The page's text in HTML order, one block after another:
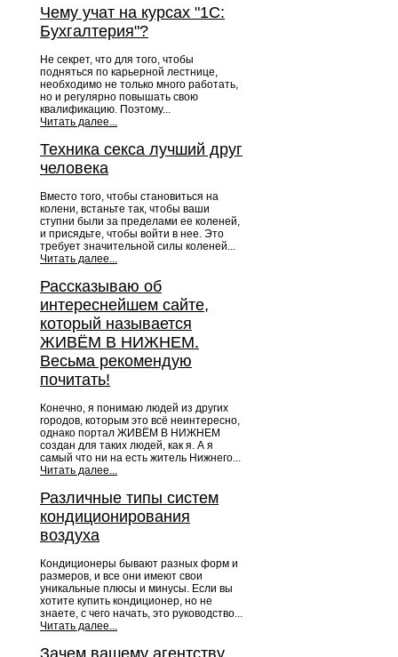
Чему учат на курсах "1С:
Бухгалтерия"?
Не секрет, что для того, чтобы
подняться по карьерной лестнице,
необходимо не только много работать,
но и регулярно повышать свою
квалификацию. Поэтому...
Читать далее...
Техника секса лучший друг
человека
Вместо того, чтобы становиться на
колени, встаньте так, чтобы ваши
ступни были за пределами ее коленей,
и присядьте, чтобы войти в нее. Это
требует значительной силы коленей...
Читать далее...
Рассказываю об
интереснейшем сайте,
который называется
ЖИВЁМ В НИЖНЕМ.
Весьма рекомендую
почитать!
Конечно, я понимаю людей из других
городов, которым это всё неинтересно,
однако портал ЖИВЁМ В НИЖНЕМ
создан для таких людей, как я. А я
самый что ни на есть житель Нижнего...
Читать далее...
Различные типы систем
кондиционирования
воздуха
Кондиционеры бывают разных форм и
размеров, и все они имеют свои
уникальные плюсы и минусы. Если вы
хотите купить кондиционер, но не
знаете, с чего начать, это руководство...
Читать далее...
Зачем вашему агентству